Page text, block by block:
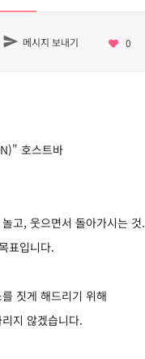
메시지 보내기 0
호스트바
고, 웃으면서 돌아가시는 것.
표입니다.
짓게 해드리기 위해
지 않겠습니다.